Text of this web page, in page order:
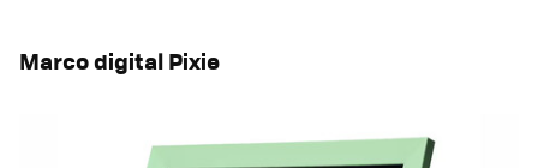
Marco digital Pixie